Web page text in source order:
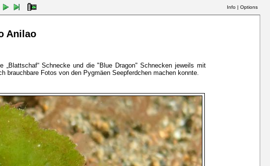
Info | Options
Anilao
„Blattschaf“ Schnecke und die "Blue Dragon" Schnecken jeweils mit
brauchbare Fotos von den Pygmäen Seepferdchen machen konnte.